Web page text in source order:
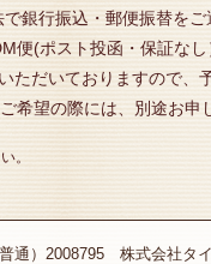
銀行振込・郵便振替を
(ポスト投函・保証な
だいておりますので、
望の際には、別途お申
。
通）2008795 株式会社タ